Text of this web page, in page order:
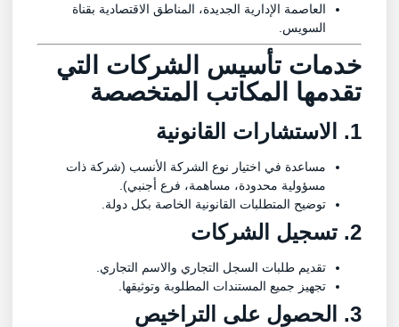
العاصمة الإدارية الجديدة، المناطق الاقتصادية بقناة
السويس.
خدمات تأسيس الشركات التي
تقدمها المكاتب المتخصصة
1. الاستشارات القانونية
مساعدة في اختيار نوع الشركة الأنسب (شركة ذات
مسؤولية محدودة، مساهمة، فرع أجنبي).
توضيح المتطلبات القانونية الخاصة بكل دولة.
2. تسجيل الشركات
تقديم طلبات السجل التجاري والاسم التجاري.
تجهيز جميع المستندات المطلوبة وتوثيقها.
3. الحصول على التراخيص